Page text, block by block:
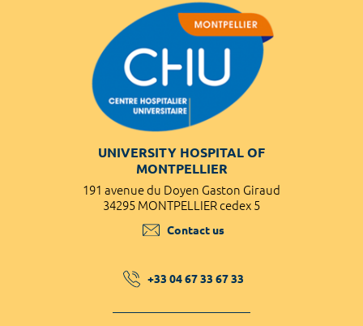
UNIVERSITY HOSPITAL OF
MONTPELLIER
191 avenue du Doyen Gaston Giraud
34295 MONTPELLIER cedex 5
Contact us
+33 04 67 33 67 33